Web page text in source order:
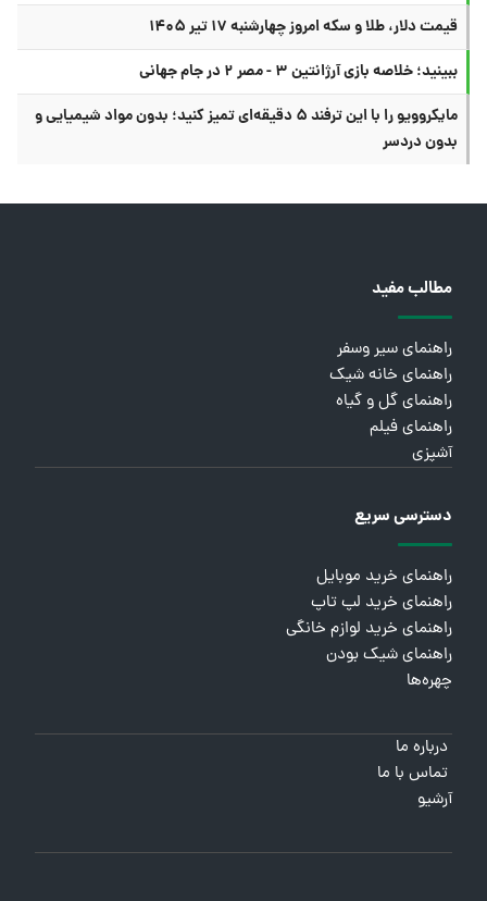
قیمت دلار، طلا و سکه امروز چهارشنبه ۱۷ تیر ۱۴۰۵
ببینید؛ خلاصه بازی آرژانتین ۳ - مصر ۲ در جام جهانی
مایکروویو را با این ترفند ۵ دقیقه‌ای تمیز کنید؛ بدون مواد شیمیایی و
بدون دردسر
مطالب مفید
راهنمای سیر وسفر
راهنمای خانه شیک
راهنمای گل و گیاه
راهنمای فیلم
آشپزی
دسترسی سریع
راهنمای خرید موبایل
راهنمای خرید لپ تاپ
راهنمای خرید لوازم خانگی
راهنمای شیک بودن
چهره‌ها
درباره ما
تماس با ما
آرشیو